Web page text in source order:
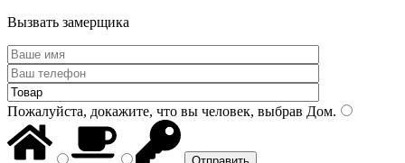
Вызвать замерщика
Пожалуйста, докажите, что вы человек, выбрав Дом.